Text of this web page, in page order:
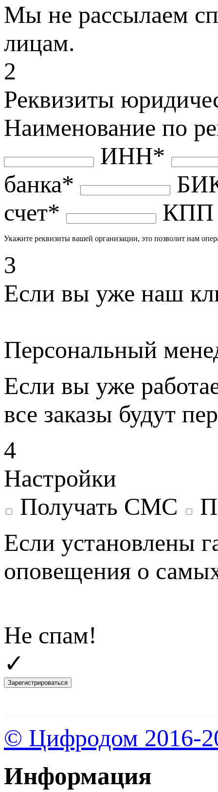
Мы не рассылаем
лицам.
2
Реквизиты
Наименование по
ИНН*
банка*
счет*
КПП
Укажите реквизиты вашей организации, это позволит нам
3
Если вы уже наш
Персональный
Если вы уже
все заказы будут
4
Настройки
Получать СМС
Если установлены
оповещения о
Не спам!
✓
Зарегистрироваться
© Цифродом 2016-
Информация